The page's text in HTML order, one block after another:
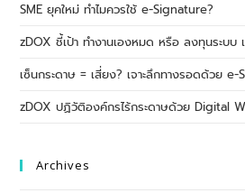
SME ยุคใหม่ ทำไมควรใช้ e-Signature?
zDOX ชี้เป้า ทำงานเองหมด หรือ ลงทุนระบบ
เซ็นกระดาษ = เสี่ยง? เจาะลึกทางรอดด้วย
zDOX ปฏิวัติองค์กรไร้กระดาษด้วย Digital
Archives